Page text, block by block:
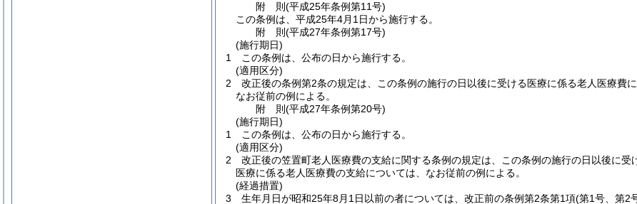
附 則(平成25年条例第11号)
この条例は、平成25年4月1日から施行する。
附 則(平成27年条例第17号)
(施行期日)
1
この条例は、公布の日から施行する。
(適用区分)
2
改正後の条例第2条の規定は、この条例の施行の日以後に受ける医療に係る老人医療費
なお従前の例による。
附 則(平成27年条例第20号)
(施行期日)
1
この条例は、公布の日から施行する。
(適用区分)
2
改正後の笠置町老人医療費の支給に関する条例の規定は、この条例の施行の日以後に
医療に係る老人医療費の支給については、なお従前の例による。
(経過措置)
3
生年月日が昭和25年8月1日以前の者については、改正前の条例第2条第1項(第1号、第2